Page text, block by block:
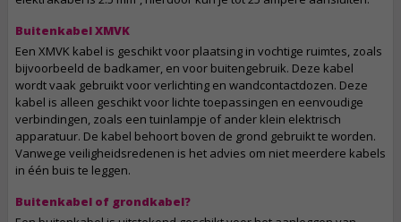
Buitenkabel XMVK
Een XMVK kabel is geschikt voor plaatsing in vochtige ruimtes, zoals
bijvoorbeeld de badkamer, en voor buitengebruik. Deze kabel
wordt vaak gebruikt voor verlichting en wandcontactdozen. Deze
kabel is alleen geschikt voor lichte toepassingen en eenvoudige
verbindingen, zoals een tuinlampje of ander klein elektrisch
apparatuur. De kabel behoort boven de grond gebruikt te worden.
Vanwege veiligheidsredenen is het advies om niet meerdere kabels
in één buis te leggen.
Buitenkabel of grondkabel?